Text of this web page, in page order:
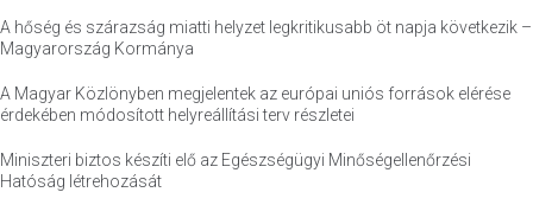
A hőség és szárazság miatti helyzet legkritikusabb öt napja következik –
Magyarország Kormánya
A Magyar Közlönyben megjelentek az európai uniós források elérése
érdekében módosított helyreállítási terv részletei
Miniszteri biztos készíti elő az Egészségügyi Minőségellenőrzési
Hatóság létrehozását